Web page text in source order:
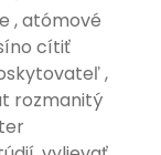
, atómové
cítiť
,
rozmanitý